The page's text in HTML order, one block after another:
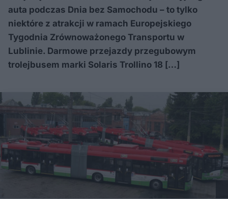
auta podczas Dnia bez Samochodu – to tylko
niektóre z atrakcji w ramach Europejskiego
Tygodnia Zrównoważonego Transportu w
Lublinie. Darmowe przejazdy przegubowym
trolejbusem marki Solaris Trollino 18 […]